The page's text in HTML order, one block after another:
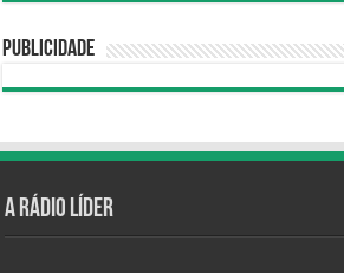
Publicidade
A Rádio Líder